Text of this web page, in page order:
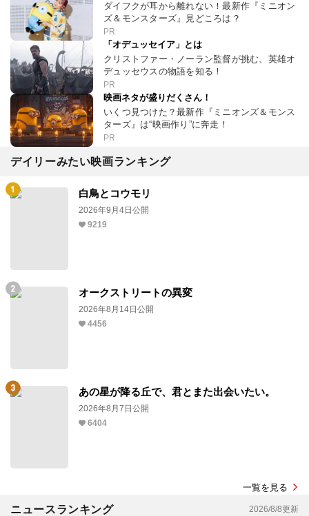
ダイフクが耳から離れない！最新作『ミニオン
ズ＆モンスターズ』見どころは？
PR
「オデュッセイア」とは
クリストファー・ノーラン監督が挑む、英雄オ
デュッセウスの物語を知る！
PR
映画ネタが盛りだくさん！
いくつ見つけた？最新作『ミニオンズ＆モンス
ターズ』は“映画作り”に奔走！
PR
デイリーみたい映画ランキング
白鳥とコウモリ
2026年9月4日公開
9219
オークストリートの異変
2026年8月14日公開
4456
あの星が降る丘で、君とまた出会いたい。
2026年8月7日公開
6404
一覧を見る
ニュースランキング 2026/8/8更新